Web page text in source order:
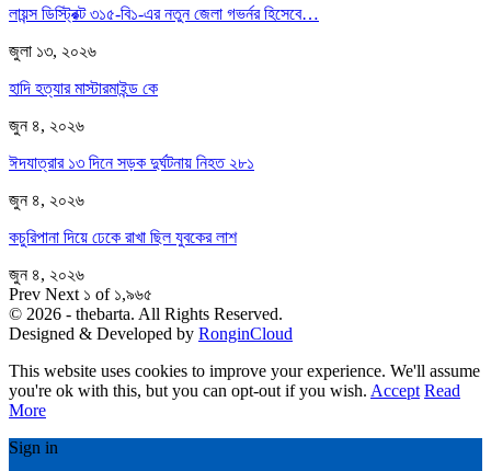
লায়ন্স ডিস্ট্রিক্ট ৩১৫-বি১-এর নতুন জেলা গভর্নর হিসেবে…
জুলা ১৩, ২০২৬
হাদি হত্যার মাস্টারমাইন্ড কে
জুন ৪, ২০২৬
ঈদযাত্রার ১৩ দিনে সড়ক দুর্ঘটনায় নিহত ২৮১
জুন ৪, ২০২৬
কচুরিপানা দিয়ে ঢেকে রাখা ছিল যুবকের লাশ
জুন ৪, ২০২৬
Prev Next ১ of ১,৯৬৫
© 2026 - thebarta. All Rights Reserved.
Designed & Developed by RonginCloud
This website uses cookies to improve your experience. We'll assume
you're ok with this, but you can opt-out if you wish. Accept Read
More
Sign in